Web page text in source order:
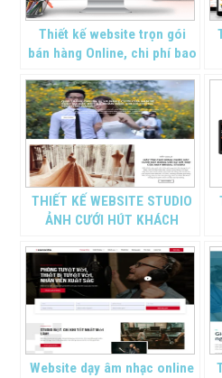
Thiết kế website trọn gói
bán hàng Online, chi phí bao
THIẾT KẾ WEBSITE STUDIO
ẢNH CƯỚI HÚT KHÁCH
Website dạy âm nhạc online